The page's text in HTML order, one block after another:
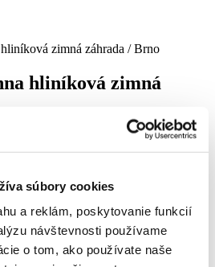
súbory cookies
a reklám, poskytovanie funkcií
návštevnosti používame
o tom, ako používate naše
zimná záhrada / Brno
hliníková zimná